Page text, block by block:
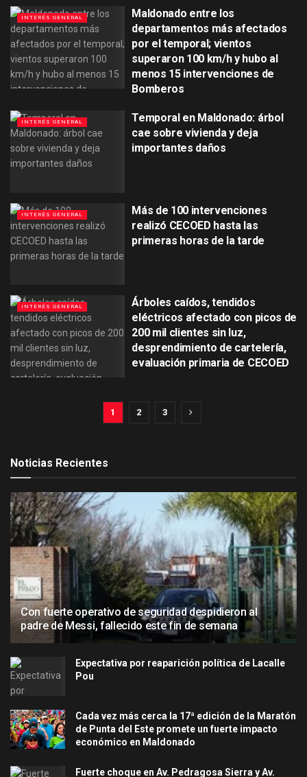
INTERÉS GENERAL
Maldonado entre los
departamentos más afectados
por el temporal; vientos
superaron 100 km/h y hubo al
menos 15 intervenciones de
Bomberos
INTERÉS GENERAL
Temporal en Maldonado: árbol
cae sobre vivienda y deja
importantes daños
INTERÉS GENERAL
Más de 100 intervenciones
realizó CECOED hasta las
primeras horas de la tarde
INTERÉS GENERAL
Árboles caídos, tendidos
eléctricos afectado con picos de
200 mil clientes sin luz,
desprendimiento de cartelería,
evaluación primaria de CECOED
1 2 3
Noticias Recientes
Con fuerte operativo de seguridad despidieron al
padre de Messi, fallecido este fin de semana
Expectativa por reaparición política de Lacalle
Pou
Cada vez más cerca la 17ª edición de la Maratón
de Punta del Este promete un fuerte impacto
económico en Maldonado
Fuerte choque en Av. Pedragosa Sierra y Av.